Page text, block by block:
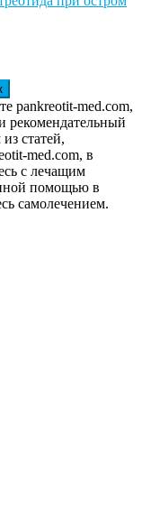
pankreotit-med.com,
рекомендательный
статей,
med.com, в
с лечащим
помощью в
самолечением.